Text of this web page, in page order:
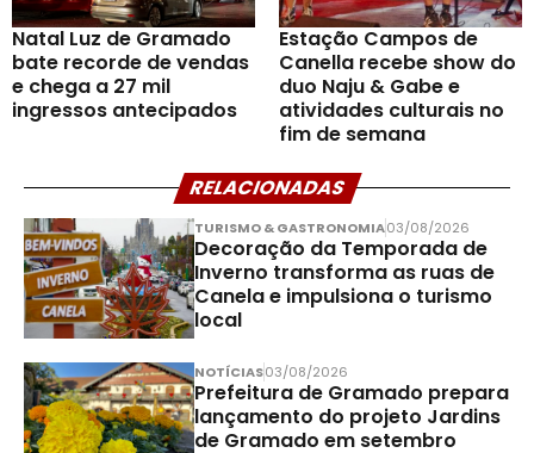
Natal Luz de Gramado
bate recorde de vendas
e chega a 27 mil
ingressos antecipados
Estação Campos de
Canella recebe show do
duo Naju & Gabe e
atividades culturais no
fim de semana
RELACIONADAS
TURISMO & GASTRONOMIA03/08/2026
Decoração da Temporada de
Inverno transforma as ruas de
Canela e impulsiona o turismo
local
NOTÍCIAS03/08/2026
Prefeitura de Gramado prepara
lançamento do projeto Jardins
de Gramado em setembro